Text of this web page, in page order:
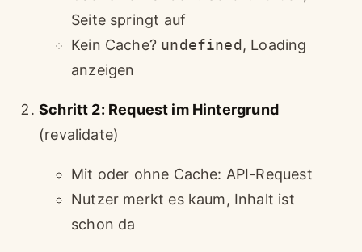
Seite springt auf
Kein Cache? undefined, Loading
anzeigen
Schritt 2: Request im Hintergrund
(revalidate)
Mit oder ohne Cache: API-Request
Nutzer merkt es kaum, Inhalt ist
schon da